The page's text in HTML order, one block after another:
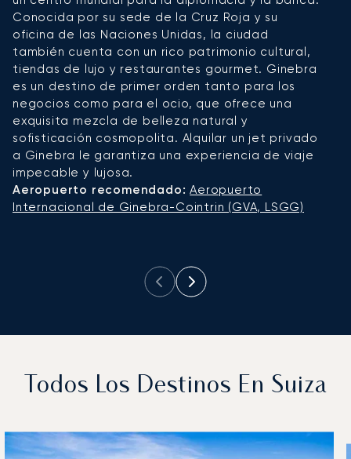
Conocida por su sede de la Cruz Roja y su
oficina de las Naciones Unidas, la ciudad
también cuenta con un rico patrimonio cultural,
tiendas de lujo y restaurantes gourmet. Ginebra
es un destino de primer orden tanto para los
negocios como para el ocio, que ofrece una
exquisita mezcla de belleza natural y
sofisticación cosmopolita. Alquilar un jet privado
a Ginebra le garantiza una experiencia de viaje
impecable y lujosa.
Aeropuerto recomendado: Aeropuerto
Internacional de Ginebra-Cointrin (GVA, LSGG)
Todos Los Destinos En Suiza